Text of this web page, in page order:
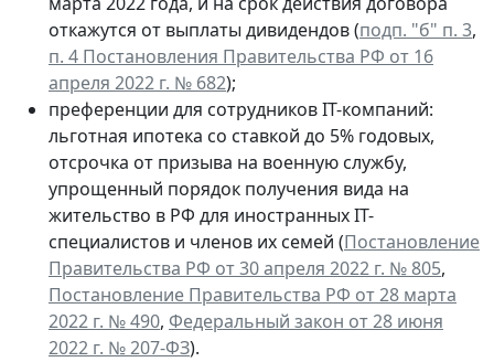
откажутся от выплаты дивидендов (подп. "б" п. 3,
п. 4 Постановления Правительства РФ от 16
апреля 2022 г. № 682);
преференции для сотрудников IT-компаний:
льготная ипотека со ставкой до 5% годовых,
отсрочка от призыва на военную службу,
упрощенный порядок получения вида на
жительство в РФ для иностранных IT-
специалистов и членов их семей (Постановление
Правительства РФ от 30 апреля 2022 г. № 805,
Постановление Правительства РФ от 28 марта
2022 г. № 490, Федеральный закон от 28 июня
2022 г. № 207-ФЗ).